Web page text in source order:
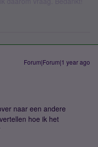
Forum|Forum|1 year ago
naar een andere
hoe ik het